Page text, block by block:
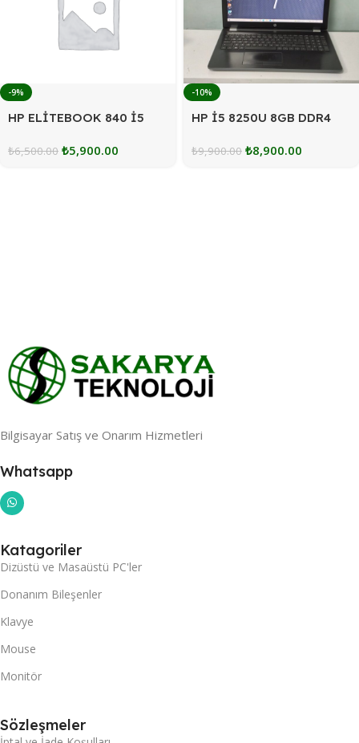
-9%
HP ELİTEBOOK 840 İ5
₺6,500.00 ₺5,900.00
-10%
HP İ5 8250U 8GB DDR4
₺9,900.00 ₺8,900.00
Bilgisayar Satış ve Onarım Hizmetleri
Whatsapp
Katagoriler
Dizüstü ve Masaüstü PC'ler
Donanım Bileşenler
Klavye
Mouse
Monitör
Sözleşmeler